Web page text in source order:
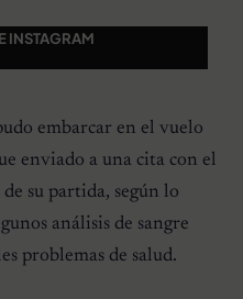
INSTAGRAM
embarcar en el vuelo
enviado a una cita con el
su partida, según lo
análisis de sangre
problemas de salud.